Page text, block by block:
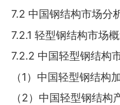
7.2 中国钢结构市场分
7.2.1 轻型钢结构市场
7.2.2 中国轻型钢结构
（1）中国轻型钢结构
（2）中国轻型钢结构